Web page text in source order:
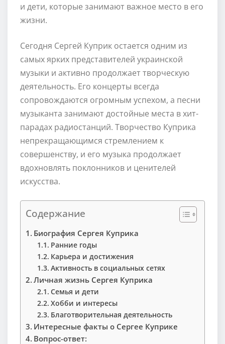
и дети, которые занимают важное место в его
жизни.
Сегодня Сергей Куприк остается одним из
самых ярких представителей украинской
музыки и активно продолжает творческую
деятельность. Его концерты всегда
сопровождаются огромным успехом, а песни
музыканта занимают достойные места в хит-
парадах радиостанций. Творчество Куприка
непрекращающимся стремлением к
совершенству, и его музыка продолжает
вдохновлять поклонников и ценителей
искусства.
Содержание
Биография Сергея Куприка
Ранние годы
Карьера и достижения
Активность в социальных сетях
Личная жизнь Сергея Куприка
Семья и дети
Хобби и интересы
Благотворительная деятельность
Интересные факты о Сергее Куприке
Вопрос-ответ: